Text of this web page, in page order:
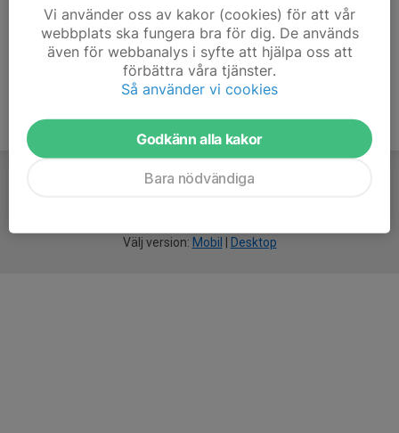
Välj version: Mobil Desktop
Vi använder oss av kakor (cookies) för att vår
webbplats ska fungera bra för dig. De används
även för webbanalys i syfte att hjälpa oss att
förbättra våra tjänster.
Så använder vi cookies
Godkänn alla kakor
Bara nödvändiga